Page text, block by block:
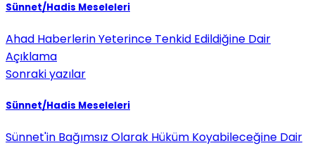
Sünnet/Hadis Meseleleri
Ahad Haberlerin Yeterince Tenkid Edildiğine Dair
Açıklama
Sonraki yazılar
Sünnet/Hadis Meseleleri
Sünnet'in Bağımsız Olarak Hüküm Koyabileceğine Dair